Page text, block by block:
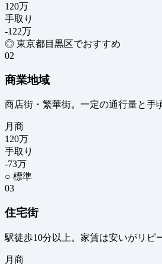
120万
手取り
-122万
◎ 東京都目黒区でおすすめ
02
商業地域
商店街・繁華街。一定の通行量と手
月商
120万
手取り
-73万
○ 標準
03
住宅街
駅徒歩10分以上。家賃は安いがリピ
月商